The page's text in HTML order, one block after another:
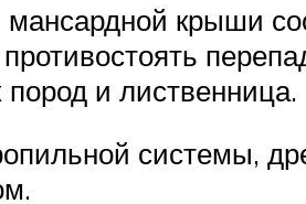
мансардной крыши
пород и лиственница.
системы,